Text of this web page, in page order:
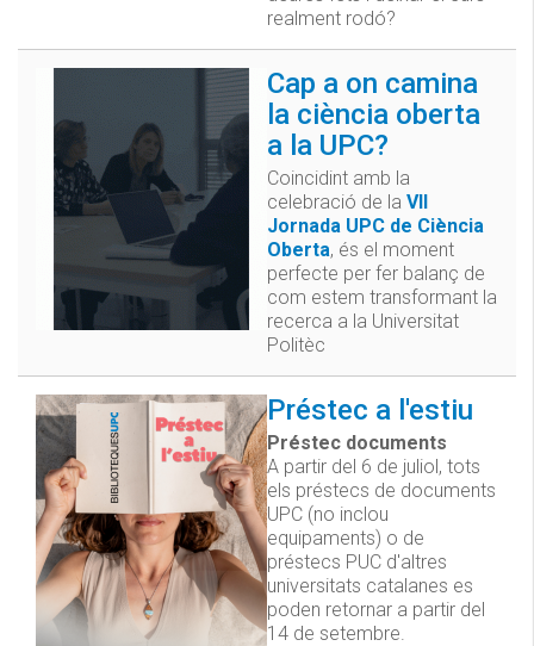
realment rodó?
Cap a on camina
la ciència oberta
a la UPC?
Coincidint amb la
celebració de la VII
Jornada UPC de Ciència
Oberta, és el moment
perfecte per fer balanç de
com estem transformant la
recerca a la Universitat
Politèc
Préstec a l'estiu
Préstec documents
A partir del 6 de juliol, tots
els préstecs de documents
UPC (no inclou
equipaments) o de
préstecs PUC d'altres
universitats catalanes es
poden retornar a partir del
14 de setembre.